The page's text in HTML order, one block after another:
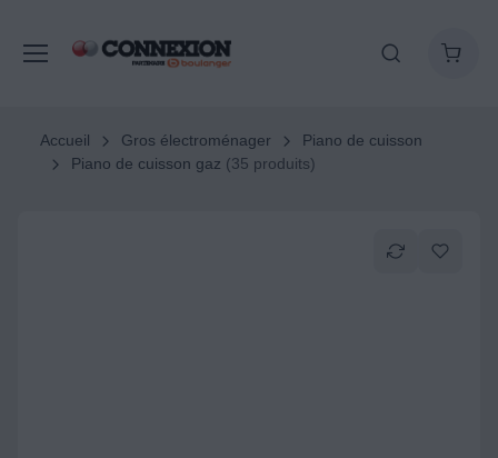
Accueil Gros électroménager
Piano de cuisson
Piano de cuisson gaz (35 produits)